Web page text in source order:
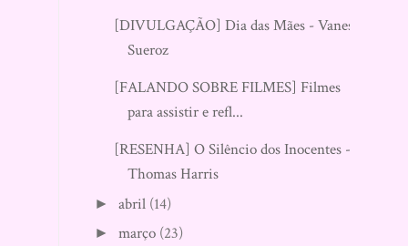
[DIVULGAÇÃO] Dia das Mães - Vanessa
Sueroz
[FALANDO SOBRE FILMES] Filmes
para assistir e refl...
[RESENHA] O Silêncio dos Inocentes -
Thomas Harris
►abril (14)
►março (23)